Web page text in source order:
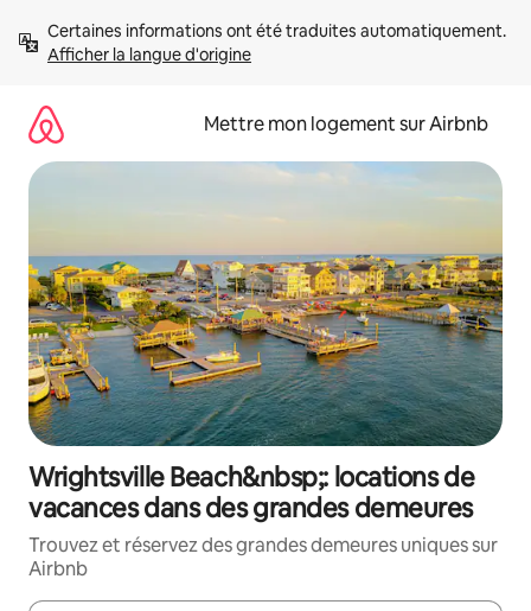
directement
Afficher la langue d'origine
Mettre mon logement sur Airbnb
Wrightsville Beach&nbsp;: locations de
vacances dans des grandes demeures
Trouvez et réservez des grandes demeures uniques sur
Airbnb